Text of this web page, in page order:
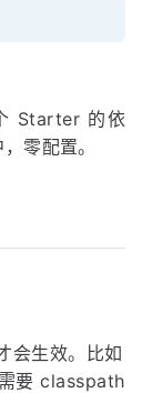
Starter 的依
零配置。
会生效。比如
需要 classpath